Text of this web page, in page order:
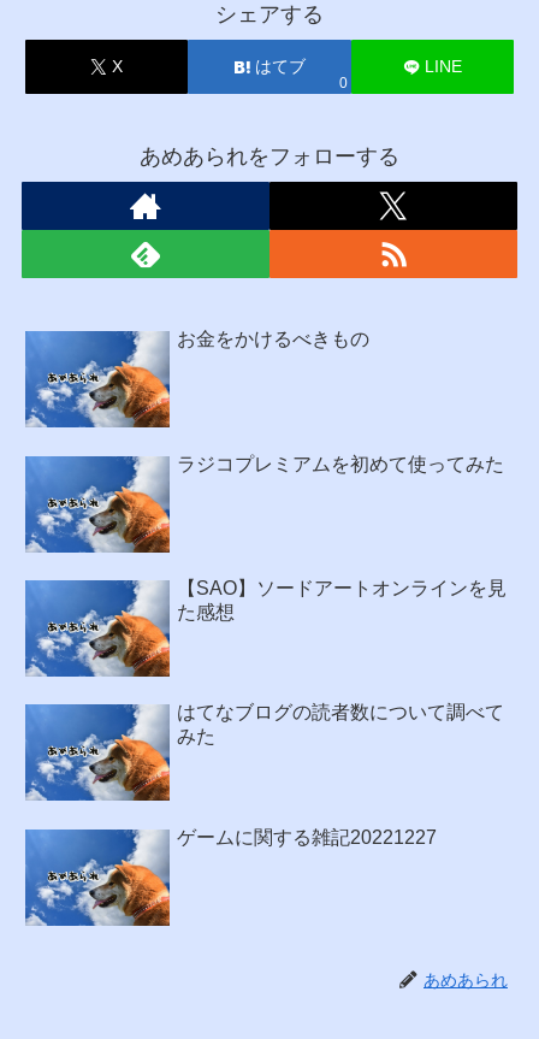
シェアする
X はてブ
0
LINE
あめあられをフォローする
お金をかけるべきもの
ラジコプレミアムを初めて使ってみた
【SAO】ソードアートオンラインを見
た感想
はてなブログの読者数について調べて
みた
ゲームに関する雑記20221227
あめあられ